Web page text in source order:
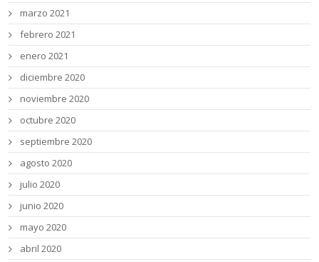
marzo 2021
febrero 2021
enero 2021
diciembre 2020
noviembre 2020
octubre 2020
septiembre 2020
agosto 2020
julio 2020
junio 2020
mayo 2020
abril 2020